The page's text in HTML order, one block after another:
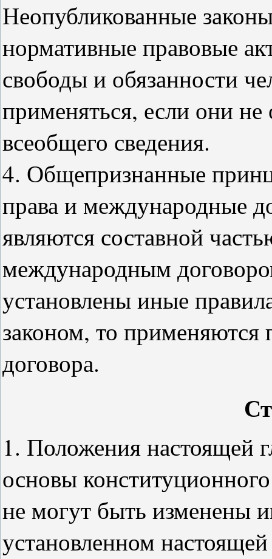
Неопубликованные
нормативные правовые
свободы и обязанности
применяться, если они
всеобщего сведения.
4. Общепризнанные
права и международные
являются составной
международным
установлены иные
законом, то
договора.
1. Положения настоящей
основы
не могут быть изменены
установленном